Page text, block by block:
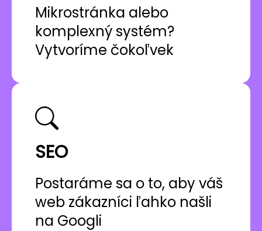
Mikrostránka alebo
komplexný systém?
Vytvoríme čokoľvek
SEO
Postaráme sa o to, aby váš
web zákazníci ľahko našli
na Googli